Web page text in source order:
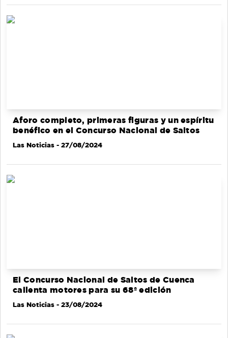
Aforo completo, primeras figuras y un espíritu
benéfico en el Concurso Nacional de Saltos
Las Noticias - 27/08/2024
El Concurso Nacional de Saltos de Cuenca
calienta motores para su 68ª edición
Las Noticias - 23/08/2024